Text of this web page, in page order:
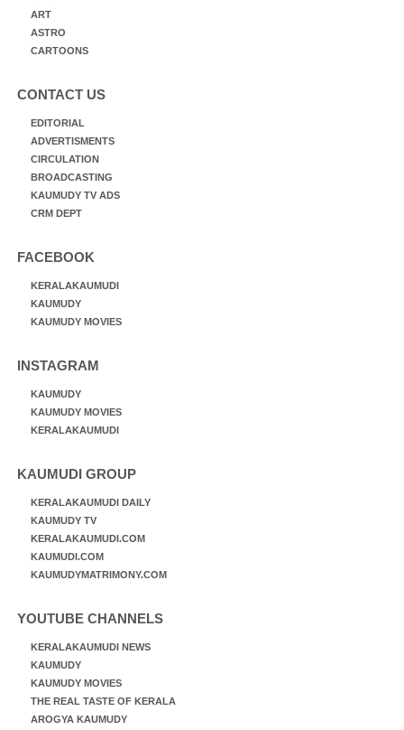
ART
ASTRO
CARTOONS
CONTACT US
EDITORIAL
ADVERTISMENTS
CIRCULATION
BROADCASTING
KAUMUDY TV ADS
CRM DEPT
FACEBOOK
KERALAKAUMUDI
KAUMUDY
KAUMUDY MOVIES
INSTAGRAM
KAUMUDY
KAUMUDY MOVIES
KERALAKAUMUDI
KAUMUDI GROUP
KERALAKAUMUDI DAILY
KAUMUDY TV
KERALAKAUMUDI.COM
KAUMUDI.COM
KAUMUDYMATRIMONY.COM
YOUTUBE CHANNELS
KERALAKAUMUDI NEWS
KAUMUDY
KAUMUDY MOVIES
THE REAL TASTE OF KERALA
AROGYA KAUMUDY